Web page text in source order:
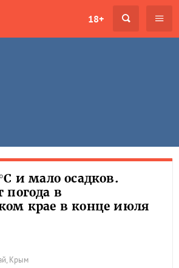
18+
и мало осадков.
погода в
крае в конце июля
, Крым